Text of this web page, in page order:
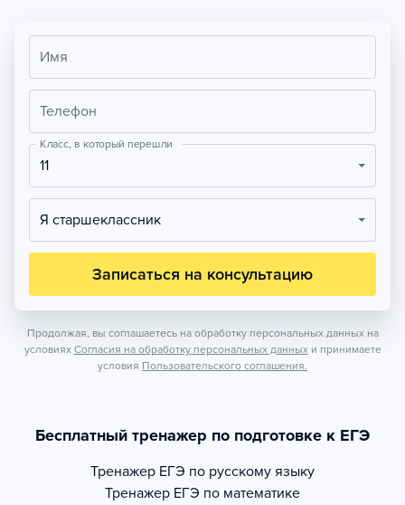
Имя
Телефон
Класс, в который перешли
11
Я старшеклассник
Записаться на консультацию
Продолжая, вы соглашаетесь на обработку персональных данных на
условиях Согласия на обработку персональных данных и принимаете
условия Пользовательского соглашения.
Бесплатный тренажер по подготовке к ЕГЭ
Тренажер ЕГЭ по русскому языку
Тренажер ЕГЭ по математике